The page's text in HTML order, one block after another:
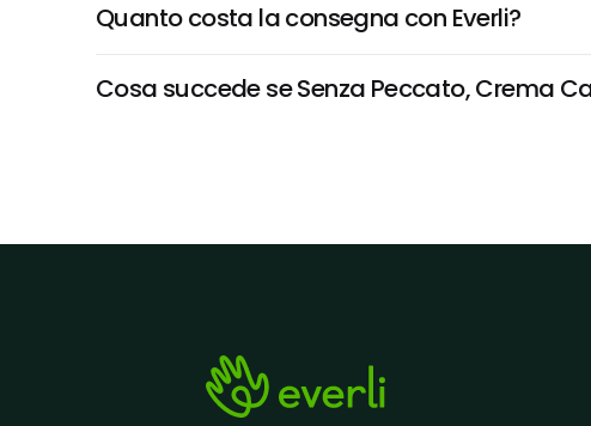
Quanto costa la consegna con Everli?
Cosa succede se Senza Peccato, Crema